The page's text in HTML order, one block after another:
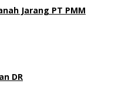
Jarang PT PMM
DR